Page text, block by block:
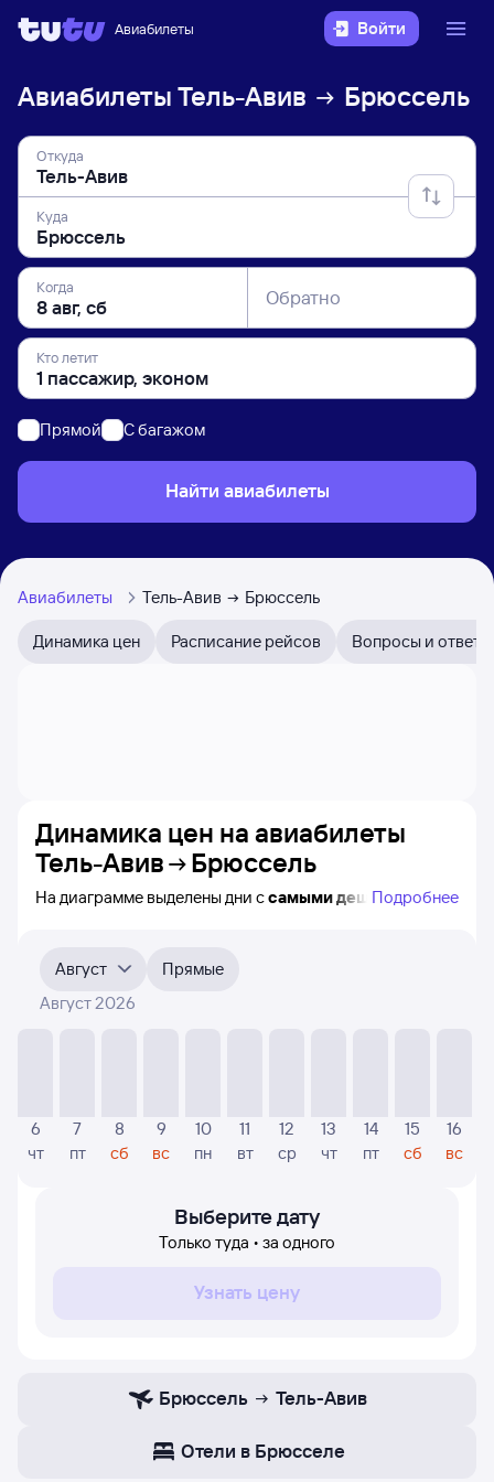
Авиабилеты Войти
Авиабилеты Тель-Авив Брюссель
Откуда
Куда
Когда Обратно
Кто летит
Прямой C багажом
Найти авиабилеты
Авиабилеты Тель-Авив Брюссель
Динамика цен Расписание рейсов Вопросы и ответы
Динамика цен на авиабилеты
Тель-Авив
Брюссель
На диаграмме выделены дни ссамыми дешёвыми
4-5 месяца. Выберите дату, перейдите по клику
к поиску авиабилетов и просмотру
Если никто не искал авиабилетов по маршруту Тель-
Авив — Брюссель, то цены могут отсутствовать
частично или полностью. В этом случае заполните
Подробнее
Август
Прямые
Август 2026
6
чт
7
пт
8
сб
9
вс
10
пн
11
вт
12
ср
13
чт
14
пт
15
сб
16
вс
Выберите дату
Только туда • за одного
Узнать цену
Брюссель Тель-Авив
Отели в Брюсселе